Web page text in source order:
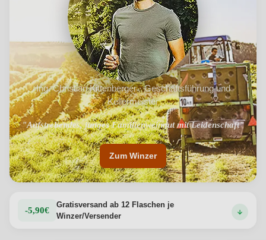
Ing. Christian Kittenberger · Geschäftsführung und
Kellermeister
"Aufstrebendes, junges Familienweingut mit Leidenschaft"
Zum Winzer
-5,90€
Gratisversand ab 12 Flaschen je
Winzer/Versender